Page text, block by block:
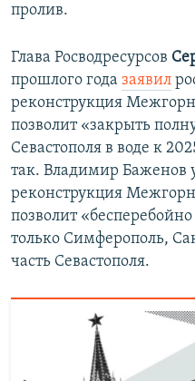
пролив.
Глава Росводресурсов
прошлого года заявил
реконструкция
позволит «закрыть
Севастополя в воде к
так. Владимир Баженов
реконструкция
позволит
только Симферополь,
часть Севастополя.